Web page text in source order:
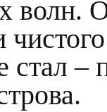
волн.
стал –